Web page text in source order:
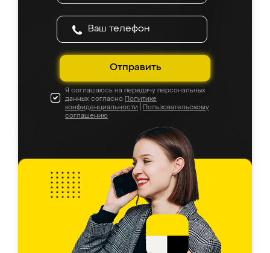
Отправить
Я соглашаюсь на передачу персональных
данных согласно Политике
конфиденциальности
Пользовательскому
соглашению